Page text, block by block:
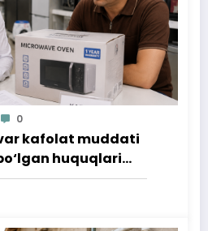
0
kafolat muddati
huquqlari